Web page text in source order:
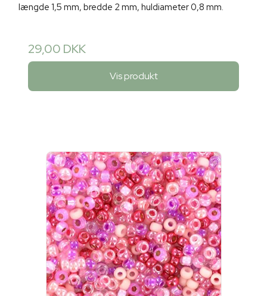
længde 1,5 mm, bredde 2 mm, huldiameter 0,8 mm.
29,00 DKK
Vis produkt